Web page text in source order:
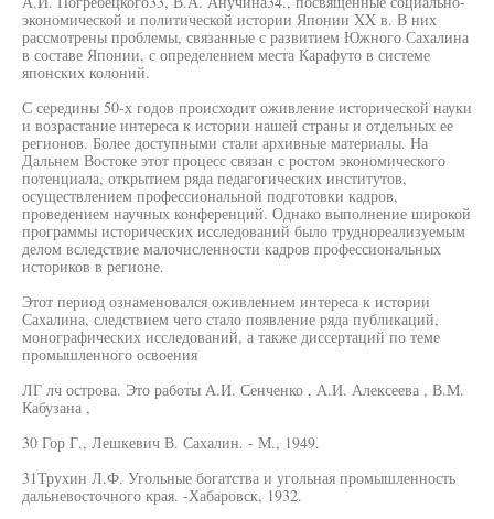
экономической и политической истории Японии XX в. В них
рассмотрены проблемы, связанные с развитием Южного Сахалина
в составе Японии, с определением места Карафуто в системе
японских колоний.
С середины 50-х годов происходит оживление исторической науки
и возрастание интереса к истории нашей страны и отдельных ее
регионов. Более доступными стали архивные материалы. На
Дальнем Востоке этот процесс связан с ростом экономического
потенциала, открытием ряда педагогических институтов,
осуществлением профессиональной подготовки кадров,
проведением научных конференций. Однако выполнение широкой
программы исторических исследований было труднореализуемым
делом вследствие малочисленности кадров профессиональных
историков в регионе.
Этот период ознаменовался оживлением интереса к истории
Сахалина, следствием чего стало появление ряда публикаций,
монографических исследований, а также диссертаций по теме
промышленного освоения
ЛГ лч острова. Это работы А.И. Сенченко , А.И. Алексеева , В.М.
Кабузана ,
30 Гор Г., Лешкевич В. Сахалин. - М., 1949.
31Трухин Л.Ф. Угольные богатства и угольная промышленность
дальневосточного края. -Хабаровск, 1932.